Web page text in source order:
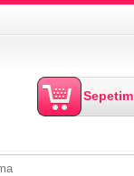
Sepetim